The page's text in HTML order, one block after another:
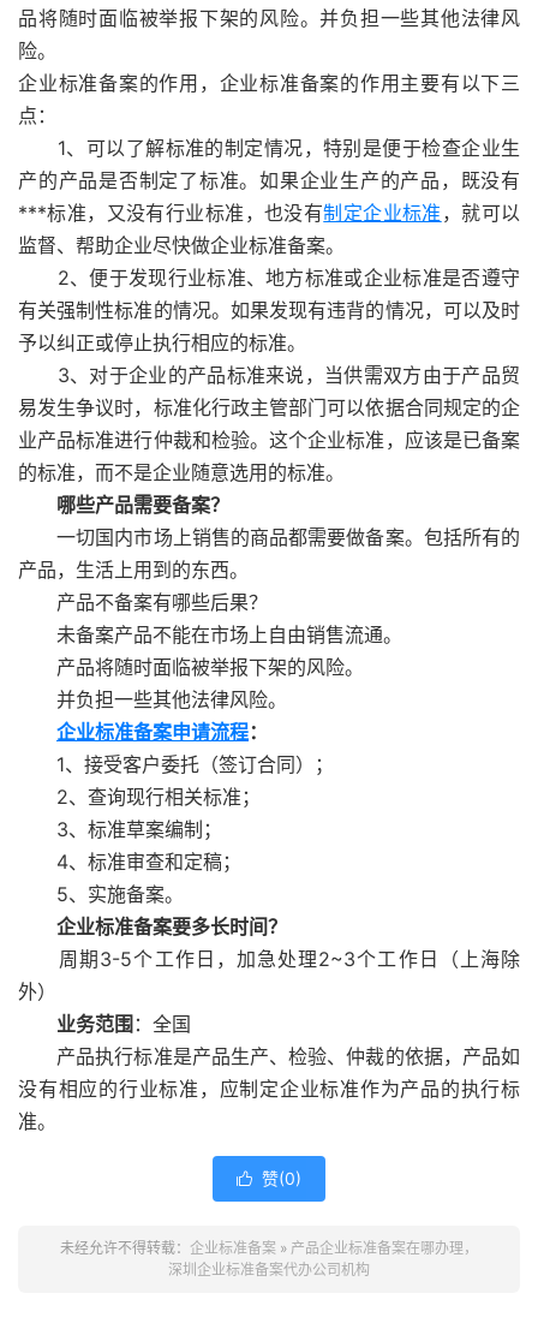
品将随时面临被举报下架的风险。并负担一些其他法律风
险。
企业标准备案的作用，企业标准备案的作用主要有以下三
点：
1、可以了解标准的制定情况，特别是便于检查企业生
产的产品是否制定了标准。如果企业生产的产品，既没有
***标准，又没有行业标准，也没有制定企业标准 ，就可以
监督、帮助企业尽快做企业标准备案。
2、便于发现行业标准、地方标准或企业标准是否遵守
有关强制性标准的情况。如果发现有违背的情况，可以及时
予以纠正或停止执行相应的标准。
3、对于企业的产品标准来说，当供需双方由于产品贸
易发生争议时，标准化行政主管部门可以依据合同规定的企
业产品标准进行仲裁和检验。这个企业标准，应该是已备案
的标准，而不是企业随意选用的标准。
哪些产品需要备案？
一切国内市场上销售的商品都需要做备案。包括所有的
产品，生活上用到的东西。
产品不备案有哪些后果？
未备案产品不能在市场上自由销售流通。
产品将随时面临被举报下架的风险。
并负担一些其他法律风险。
企业标准备案申请流程：
1、接受客户委托（签订合同）；
2、查询现行相关标准；
3、标准草案编制；
4、标准审查和定稿；
5、实施备案。
企业标准备案要多长时间？
周期3-5个工作日，加急处理2~3个工作日（上海除
外）
业务范围 ：全国
产品执行标准是产品生产、检验、仲裁的依据，产品如
没有相应的行业标准，应制定企业标准作为产品的执行标
准。
 赞(0)
未经允许不得转载： 企业标准备案 » 产品企业标准备案在哪办理，
深圳企业标准备案代办公司机构